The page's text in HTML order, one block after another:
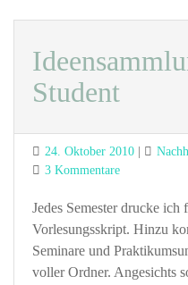
Student
Posted
on
24. Oktober 2010
3 Kommentarezu
Papierloser
Student
Jedes Semester drucke ich
Vorlesungsskript. Hinzu
Seminare und
voller Ordner. Angesichts